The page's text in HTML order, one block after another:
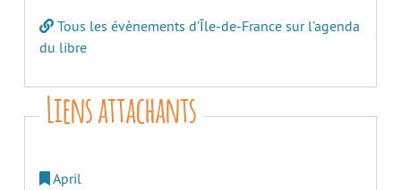
Tous les évènements d’Île-de-France sur l’agenda
du libre
Liens attachants
April